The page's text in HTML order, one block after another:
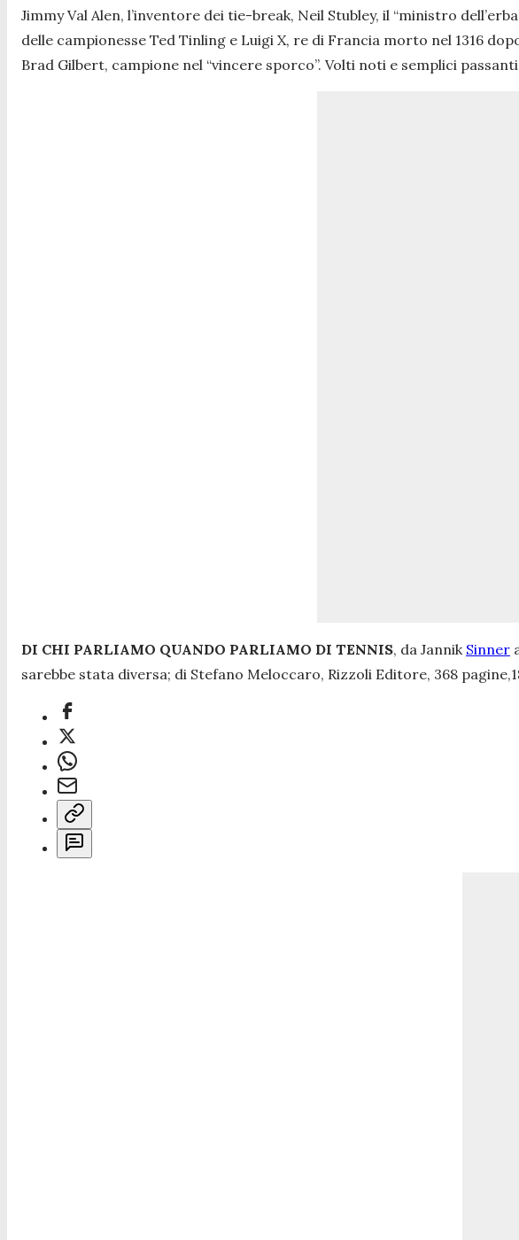
Jimmy Val Alen, l’inventore dei tie-break, Neil Stubley, il “ministro
delle campionesse Ted Tinling e Luigi X, re di Francia morto nel 1316
Brad Gilbert, campione nel “vincere sporco”. Volti noti e semplici
DI CHI PARLIAMO QUANDO PARLIAMO DI TENNIS, da Jannik Sinner
sarebbe stata diversa; di Stefano Meloccaro, Rizzoli Editore, 368